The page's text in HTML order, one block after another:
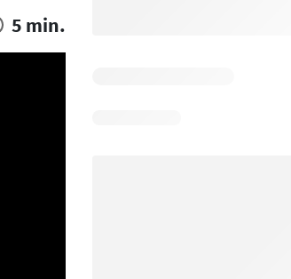
5 min.